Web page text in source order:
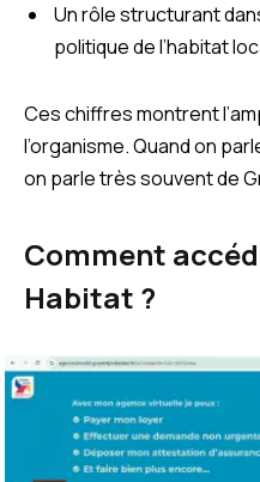
Un rôle structurant
politique de l’habitat
Ces chiffres montrent
l’organisme. Quand on
on parle très souvent de
Comment
Habitat ?